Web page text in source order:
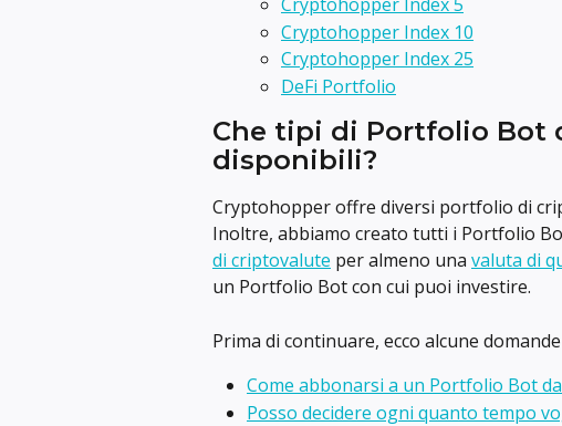
Cryptohopper Index 5
Cryptohopper Index 10
Cryptohopper Index 25
DeFi Portfolio
Che tipi di Portfolio Bot
disponibili?
Cryptohopper offre diversi portfolio di
Inoltre, abbiamo creato tutti i Portfolio
di criptovalute per almeno una valuta di
un Portfolio Bot con cui puoi investire.
Prima di continuare, ecco alcune
Come abbonarsi a un Portfolio Bot
Posso decidere ogni quanto tempo